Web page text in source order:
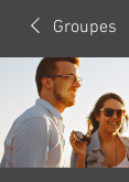
Groupes